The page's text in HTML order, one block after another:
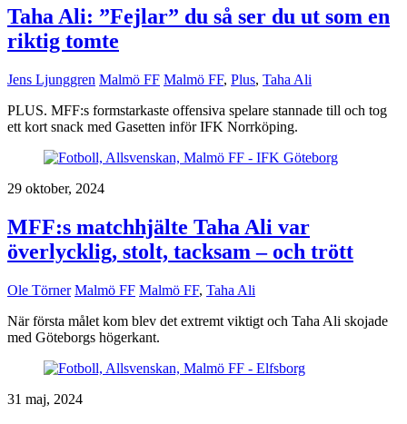
Taha Ali: ”Fejlar” du så ser du ut som en
riktig tomte
Jens Ljunggren Malmö FF Malmö FF, Plus, Taha Ali
PLUS. MFF:s formstarkaste offensiva spelare stannade till och tog
ett kort snack med Gasetten inför IFK Norrköping.
29 oktober, 2024
MFF:s matchhjälte Taha Ali var
överlycklig, stolt, tacksam – och trött
Ole Törner Malmö FF Malmö FF, Taha Ali
När första målet kom blev det extremt viktigt och Taha Ali skojade
med Göteborgs högerkant.
31 maj, 2024